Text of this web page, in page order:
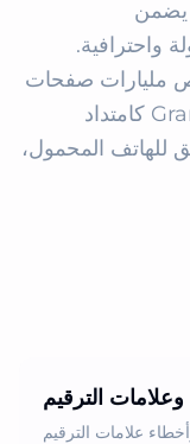
الترقيم
علامات الترقيم